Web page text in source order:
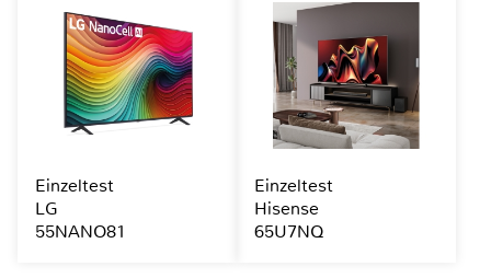
Einzeltest
LG
55NANO81
Einzeltest
Hisense
65U7NQ